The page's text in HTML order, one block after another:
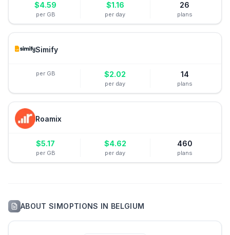
$4.59
per GB
$1.16
per day
26
plans
Simify
per GB $2.02
per day
14
plans
Roamix
$5.17
per GB
$4.62
per day
460
plans
ABOUTSIMOPTIONS IN BELGIUM